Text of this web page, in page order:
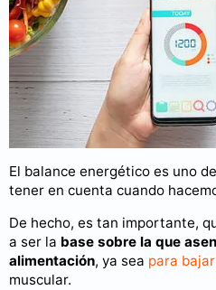
El balance energético es uno
tener en cuenta cuando
De hecho, es tan importante,
a ser la base sobre la que
alimentación, ya sea para
muscular.